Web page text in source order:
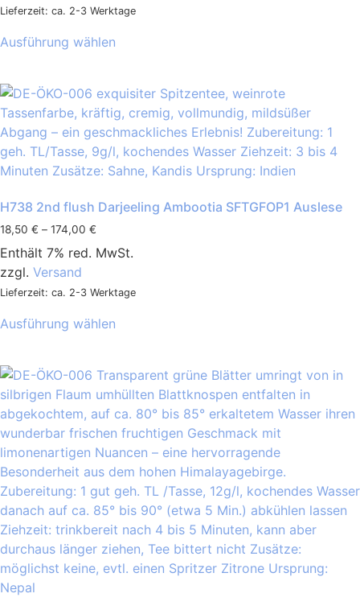
Lieferzeit: ca. 2-3 Werktage
Ausführung wählen
H738 2nd flush Darjeeling Ambootia SFTGFOP1 Auslese
18,50 € – 174,00 €
Enthält 7% red. MwSt.
zzgl. Versand
Lieferzeit: ca. 2-3 Werktage
Ausführung wählen